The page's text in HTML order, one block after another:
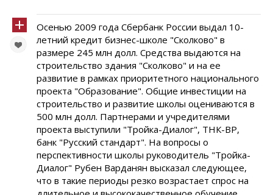
Осенью 2009 года Сбербанк России выдал 10-
летний кредит бизнес-школе "Сколково" в
размере 245 млн долл. Средства выдаются на
строительство здания "Сколково" и на ее
развитие в рамках приоритетного национального
проекта "Образование". Общие инвестиции на
строительство и развитие школы оцениваются в
500 млн долл. Партнерами и учредителями
проекта выступили "Тройка-Диалог", ТНК-ВР,
банк "Русский стандарт". На вопросы о
перспективности школы руководитель "Тройка-
Диалог" Рубен Варданян высказал следующее,
что в такие периоды резко возрастает спрос на